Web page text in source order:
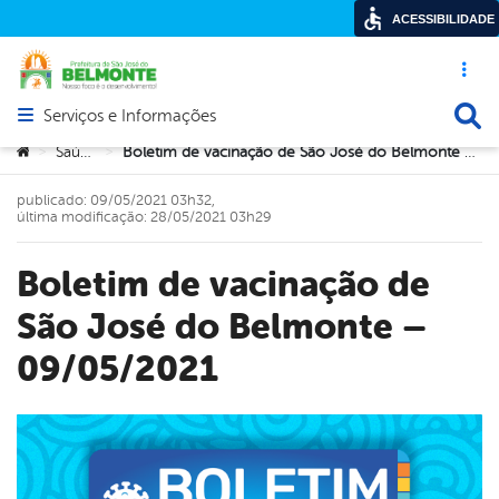
Acesso
Abrir menu principal de navegação
Serviços e Informações
Você está aqui:
> Saúde > Boletim de vacinação de São José do Belmonte – 09/05/2021
Boletim de vacinação de
São José do Belmonte –
09/05/2021
publicado: 09/05/2021 03h32,
última modificação: 28/05/2021 03h29
ACESSIBILIDADE